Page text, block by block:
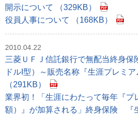
開示について （329KB）
役員人事について （168KB）
2010.04.22
三菱ＵＦＪ信託銀行で無配当終身保
ドルI型）～販売名称『生涯プレミ
（291KB）
業界初！「生涯にわたって毎年『プ
額）』が加算される」終身保険 『